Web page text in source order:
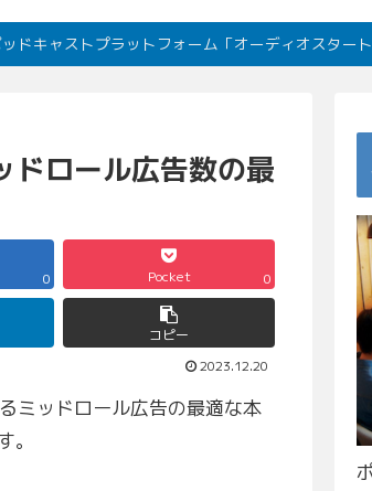
キャストプラットフォーム「オーディオスター
ロール広告数の最
0 Pocket 0
コピー
2023.12.20
ミッドロール広告の最適な本